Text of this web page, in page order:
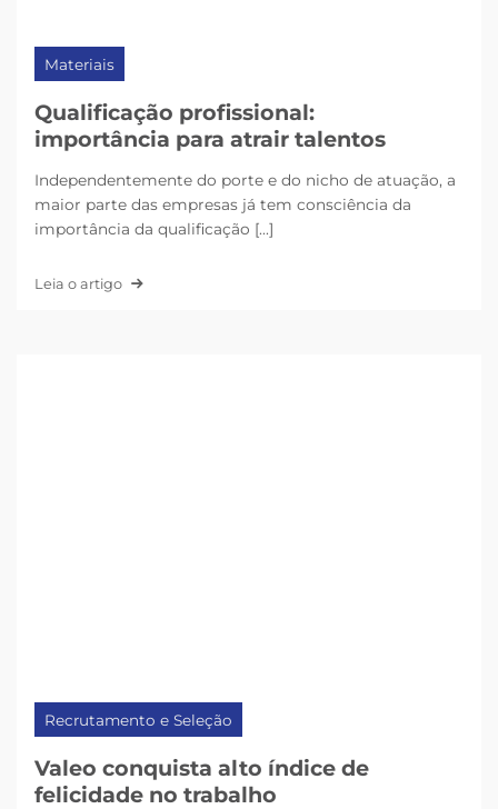
Materiais
Qualificação profissional:
importância para atrair talentos
Independentemente do porte e do nicho de atuação, a
maior parte das empresas já tem consciência da
importância da qualificação [...]
Leia o artigo
Recrutamento e Seleção
Valeo conquista alto índice de
felicidade no trabalho